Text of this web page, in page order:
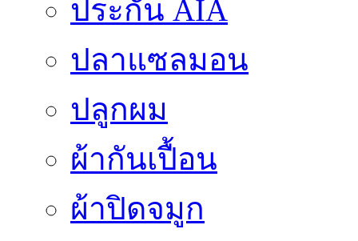
ประกัน AIA
ปลาแซลมอน
ปลูกผม
ผ้ากันเปื้อน
ผ้าปิดจมูก